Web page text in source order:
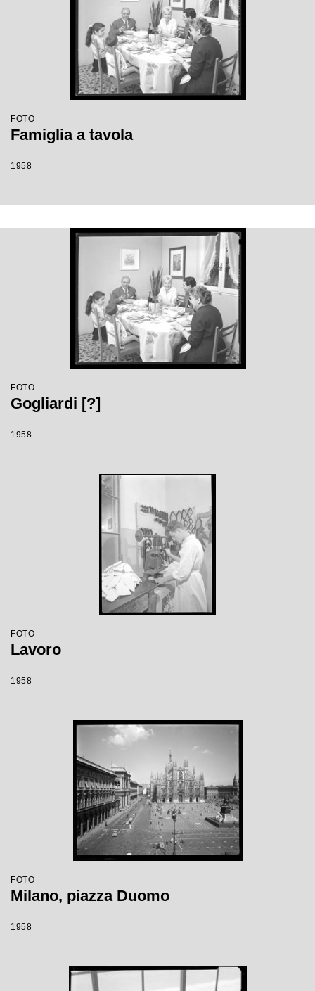
FOTO
Famiglia a tavola
1958
FOTO
Gogliardi [?]
1958
FOTO
Lavoro
1958
FOTO
Milano, piazza Duomo
1958